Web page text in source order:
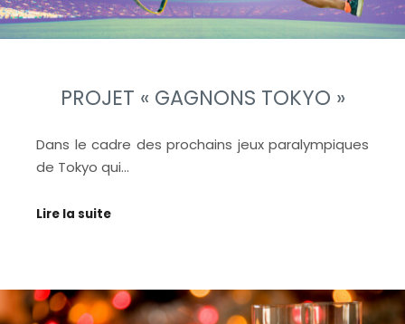
PROJET « GAGNONS TOKYO »
Dans le cadre des prochains jeux paralympiques
de Tokyo qui…
Lire la suite